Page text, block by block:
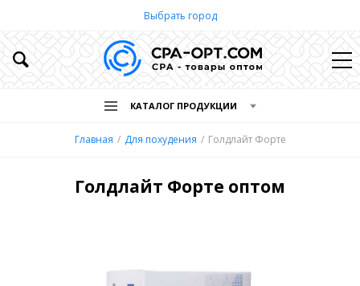
Выбрать город
КАТАЛОГ ПРОДУКЦИИ
Главная Для похудения Голдлайт Форте
Голдлайт Форте оптом